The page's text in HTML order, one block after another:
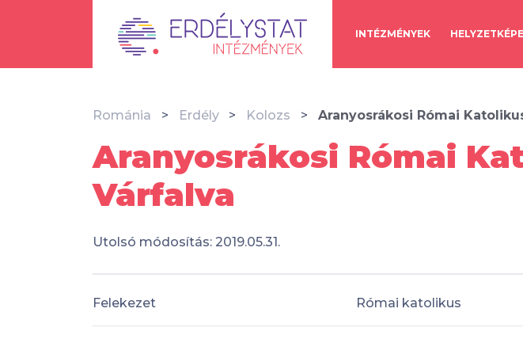
INTÉZMÉNYEK
Románia Erdély Kolozs Aranyosrákosi Római
Aranyosrákosi Római
Várfalva
Utolsó módosítás: 2019.05.31.
Felekezet Római katolikus